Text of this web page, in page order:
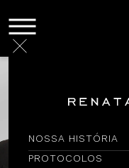
NOSSA HISTÓRIA
PROTOCOLOS